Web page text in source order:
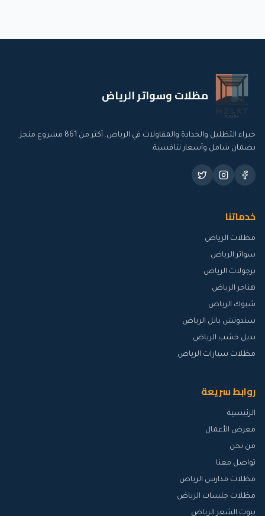
مظلات وسواتر الرياض
خبراء التظليل والحدادة والمقاولات في الرياض. أكثر من 861 مشروع منجز
بضمان شامل وأسعار تنافسية.
خدماتنا
مظلات الرياض
سواتر الرياض
برجولات الرياض
هناجر الرياض
شبوك الرياض
سندوتش بانل الرياض
بديل خشب الرياض
مظلات سيارات الرياض
روابط سريعة
الرئيسية
معرض الأعمال
من نحن
تواصل معنا
مظلات مدارس الرياض
مظلات جلسات الرياض
بيوت الشعر الرياض